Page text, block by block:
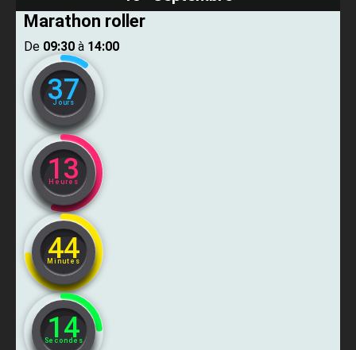
Marathon roller
De ​ 09:30 ​ à ​ 14:00
37
Jours
13
Heures
44
Minutes
13
Secondes